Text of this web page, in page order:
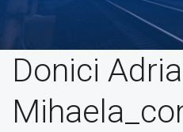
Donici